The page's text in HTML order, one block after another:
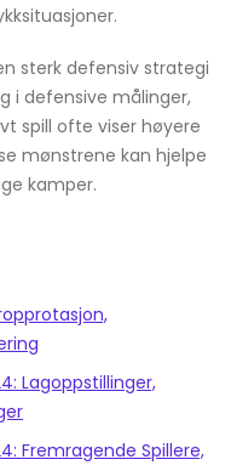
sterk defensiv strategi
i defensive målinger,
spill ofte viser høyere
mønstrene kan hjelpe
kamper.
Lagoppstillinger,
Fremragende Spillere,